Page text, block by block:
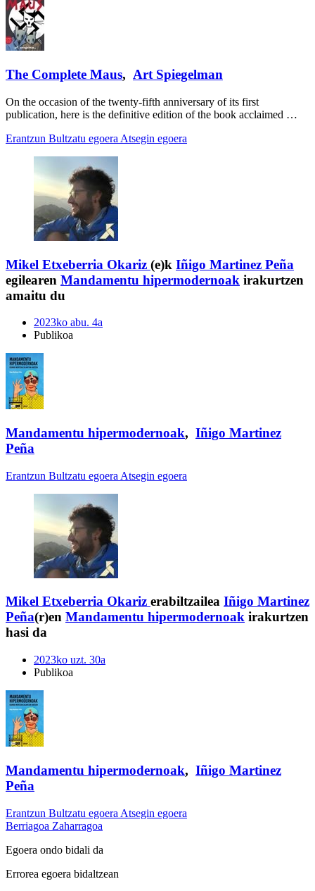
The Complete Maus, Art Spiegelman
On the occasion of the twenty-fifth anniversary of its first
publication, here is the definitive edition of the book acclaimed …
Erantzun Bultzatu egoera Atsegin egoera
Mikel Etxeberria Okariz (e)k Iñigo Martinez Peña
egilearen Mandamentu hipermodernoak irakurtzen
amaitu du
2023ko abu. 4a
Publikoa
Mandamentu hipermodernoak, Iñigo Martinez
Peña
Erantzun Bultzatu egoera Atsegin egoera
Mikel Etxeberria Okariz erabiltzailea Iñigo Martinez
Peña(r)en Mandamentu hipermodernoak irakurtzen
hasi da
2023ko uzt. 30a
Publikoa
Mandamentu hipermodernoak, Iñigo Martinez
Peña
Erantzun Bultzatu egoera Atsegin egoera
Berriagoa Zaharragoa
Egoera ondo bidali da
Errorea egoera bidaltzean